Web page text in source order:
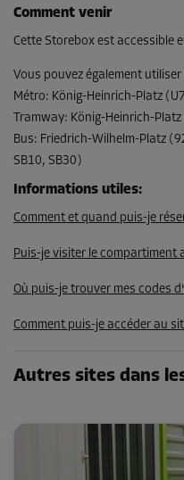
78,00 EUR/mois
66,29 EUR/mois
Compartiment 62
Surface: 2,5 m²
Volume: 6,3 m³
-15%
Dès
80,00 EUR/mois
67,99 EUR/mois
Surface: 10,5 m²
m Larg:1,8m
Comment venir
Cette Storebox est accessible
Vous pouvez également
Métro: König-Heinrich-Platz
Tramway: König-Heinrich-
Bus: Friedrich-Wilhelm-Platz
SB10, SB30)
Informations utiles:
Comment et quand puis-je
Puis-je visiter le compartiment
Où puis-je trouver mes codes
Comment puis-je accéder au
Autres sites dans